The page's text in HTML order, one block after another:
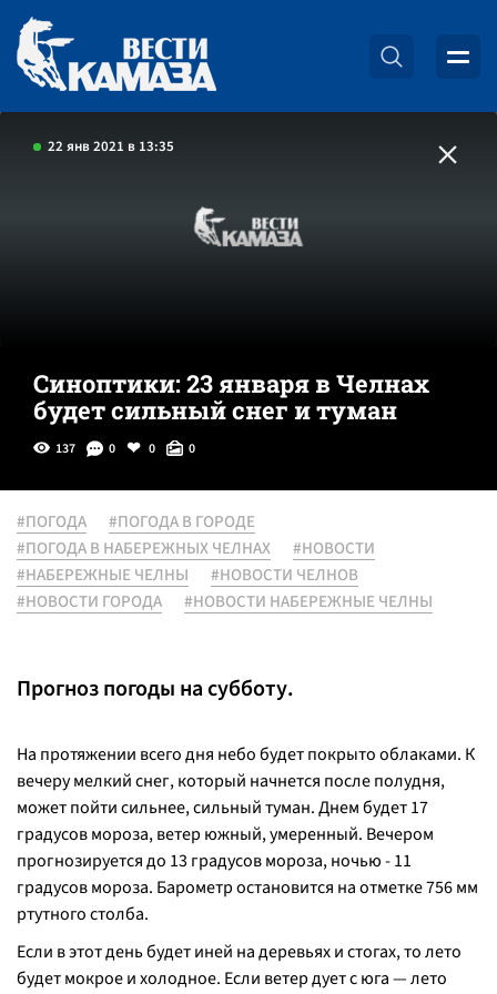
22 янв 2021 в 13:35
Синоптики: 23 января в Челнах
будет сильный снег и туман
137 0 0 0
#ПОГОДА
#ПОГОДА В ГОРОДЕ
#ПОГОДА В НАБЕРЕЖНЫХ ЧЕЛНАХ
#НОВОСТИ
#НАБЕРЕЖНЫЕ ЧЕЛНЫ
#НОВОСТИ ЧЕЛНОВ
#НОВОСТИ ГОРОДА
#НОВОСТИ НАБЕРЕЖНЫЕ ЧЕЛНЫ
Прогноз погоды на субботу.
На протяжении всего дня небо будет покрыто облаками. К
вечеру мелкий снег, который начнется после полудня,
может пойти сильнее, сильный туман. Днем будет 17
градусов мороза, ветер южный, умеренный. Вечером
прогнозируется до 13 градусов мороза, ночью - 11
градусов мороза. Барометр остановится на отметке 756 мм
ртутного столба.
Если в этот день будет иней на деревьях и стогах, то лето
будет мокрое и холодное. Если ветер дует с юга — лето